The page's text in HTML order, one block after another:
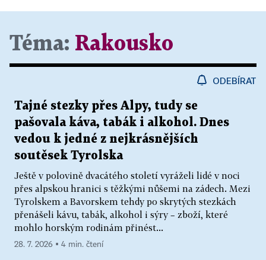
Téma: Rakousko
ODEBÍRAT
Tajné stezky přes Alpy, tudy se
pašovala káva, tabák i alkohol. Dnes
vedou k jedné z nejkrásnějších
soutěsek Tyrolska
Ještě v polovině dvacátého století vyráželi lidé v noci
přes alpskou hranici s těžkými nůšemi na zádech. Mezi
Tyrolskem a Bavorskem tehdy po skrytých stezkách
přenášeli kávu, tabák, alkohol i sýry – zboží, které
mohlo horským rodinám přinést...
28. 7. 2026 ▪ 4 min. čtení